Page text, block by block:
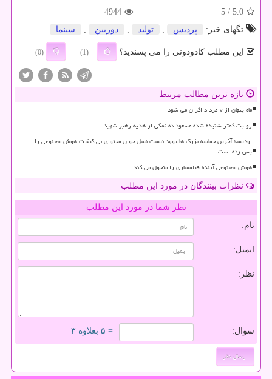
5.0
/ 5
4944
تگهای خبر:
پردیس , تولید , دوربین , سینما
این مطلب کادودونی را می پسندید؟ (1)
(0)
تازه ترین مطالب مرتبط
ماه پنهان از ۷ مرداد اکران می شود
روایت کمتر شنیده شده مسعود ده نمکی از هدیه رهبر شهید
اودیسه آخرین حماسه بزرگ هالیوود نیست نسل جوان محتوای بی کیفیت هوش مصنوعی را
پس زده است
هوش مصنوعی آینده فیلمسازی را متحول می کند
نظرات بینندگان در مورد این مطلب
نظر شما در مورد این مطلب
نام:
ایمیل:
نظر:
سوال: = ۵ بعلاوه ۳